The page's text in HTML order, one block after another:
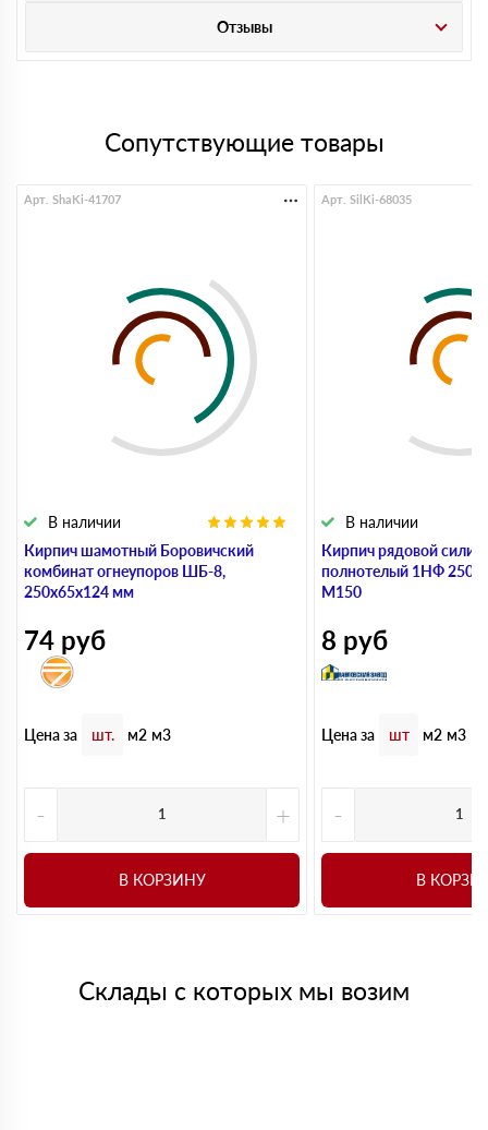
Отзывы
Сопутствующие товары
Кирпич шамотный Боровичский
комбинат огнеупоров ШБ-8,
250х65х124 мм
В наличии
Арт. ShaKi-41707
74 руб
Цена за шт. м2 м3
- +
В КОРЗИНУ
Кирпич рядовой
полнотелый 1НФ
М150
В наличии
Арт. SilKi-68035
8 руб
Цена за шт м2 м3
-
В
Склады с которых мы возим